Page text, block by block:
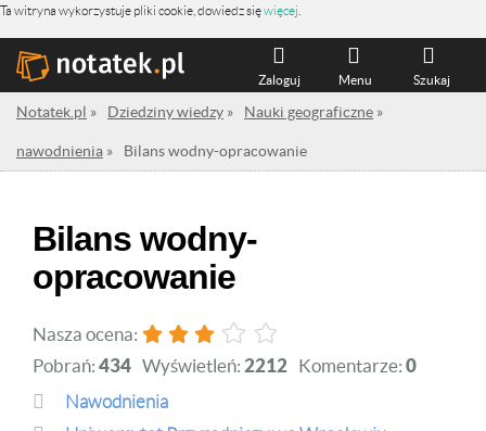
Ta witryna wykorzystuje pliki cookie, dowiedz sięwięcej
Szukaj
Menu
Zaloguj
Notatek.pl » Dziedziny wiedzy » Nauki geograficzne »
nawodnienia » Bilans wodny-opracowanie
Bilans wodny-
opracowanie
Nasza ocena:
Pobrań: 434 Wyświetleń: 2212 Komentarze: 0
nawodnienia